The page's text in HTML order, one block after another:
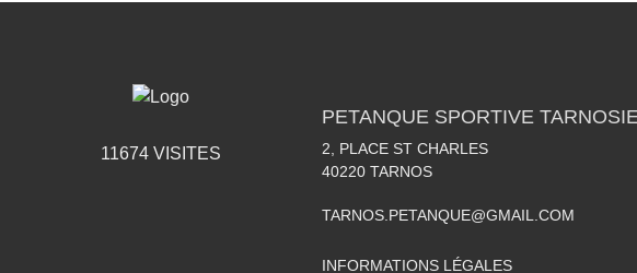
11674 VISITES
PETANQUE SPORTIVE
2, PLACE ST CHARLES
40220 TARNOS
TARNOS.PETANQUE@GMAIL.COM
INFORMATIONS LÉGALES